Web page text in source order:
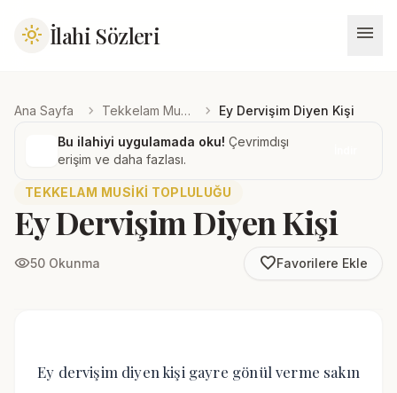
light_mode İlahi Sözleri menu
Ana Sayfa chevron_right Tekkelam Musiki Topluluğu chevron_right Ey Dervişim Diyen Kişi
Bu ilahiyi uygulamada oku! Çevrimdışı
erişim ve daha fazlası.
TEKKELAM MUSIKI TOPLULUĞU
Ey Dervişim Diyen Kişi
visibility50 Okunma favorite_borderFavorilere Ekle
Ey dervişim diyen kişi gayre gönül verme sakın